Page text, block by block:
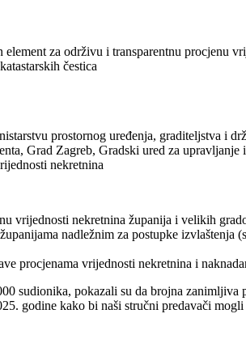
element za održivu i transparentnu procjenu
čestica
prostornog uređenja, graditeljstva i
Grad Zagreb, Gradski ured za
nekretnina
vrijednosti nekretnina županija i velikih
nadležnim za postupke
procjenama vrijednosti nekretnina i
sudionika, pokazali su da brojna
godine kako bi naši stručni predavači